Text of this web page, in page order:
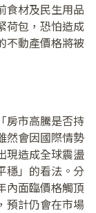
食材及民生用品
荷包，恐怕造成
不動產價格將被
房市高騰是否持
然會因國際情勢
現造成全球震盪
穩」的看法。分
內面臨價格觸頂
預計仍會在市場